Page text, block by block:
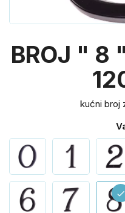
BROJ " 8
kućni broj
check